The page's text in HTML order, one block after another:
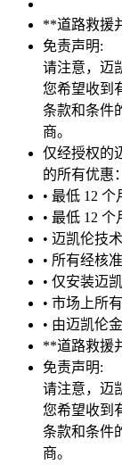
**道路救援
免责声明:
请注意，迈
您希望收到
条款和条件
商。
仅经授权的
的所有优惠：
• 最低 12
• 最低 12
• 迈凯伦技
• 所有经核
• 仅安装迈
• 市场上所
• 由迈凯伦
**道路救援
免责声明:
请注意，迈
您希望收到
条款和条件
商。